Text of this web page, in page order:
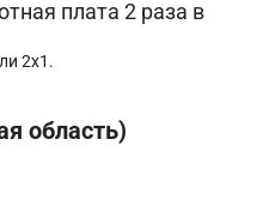
плата 2 paзa в
2х1.
область)